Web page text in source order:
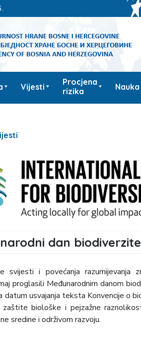
Vijesti
Procjena
rizika
Nauka
dan
svijesti i povećanja razumijevanja
proglasili Međunarodnim danom
datum usvajanja teksta Konvencije o
biološke i pejzažne
sredine i održivom razvoju.